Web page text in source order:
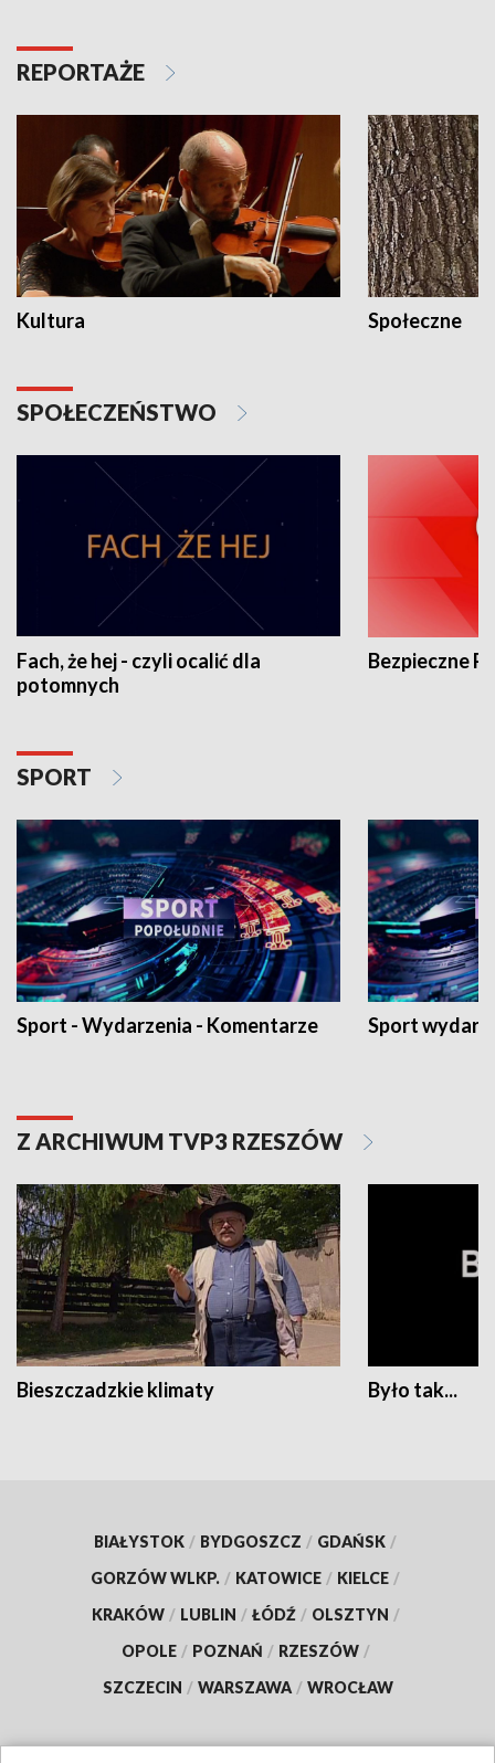
REPORTAŻE
Kultura Społeczne
SPOŁECZEŃSTWO
Fach, że hej - czyli ocalić dla
potomnych
Bezpieczne
SPORT
Sport - Wydarzenia - Komentarze Sport
Z ARCHIWUM TVP3 RZESZÓW
Bieszczadzkie klimaty Było tak...
BIAŁYSTOK / BYDGOSZCZ / GDAŃSK /
GORZÓW WLKP. / KATOWICE / KIELCE /
KRAKÓW / LUBLIN / ŁÓDŹ / OLSZTYN /
OPOLE / POZNAŃ / RZESZÓW /
SZCZECIN / WARSZAWA / WROCŁAW